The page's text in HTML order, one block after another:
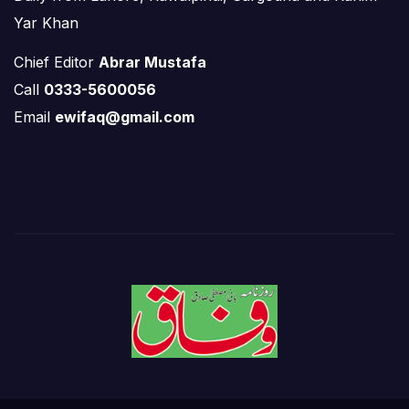
Yar Khan
Chief Editor Abrar Mustafa
Call 0333-5600056
Email ewifaq@gmail.com